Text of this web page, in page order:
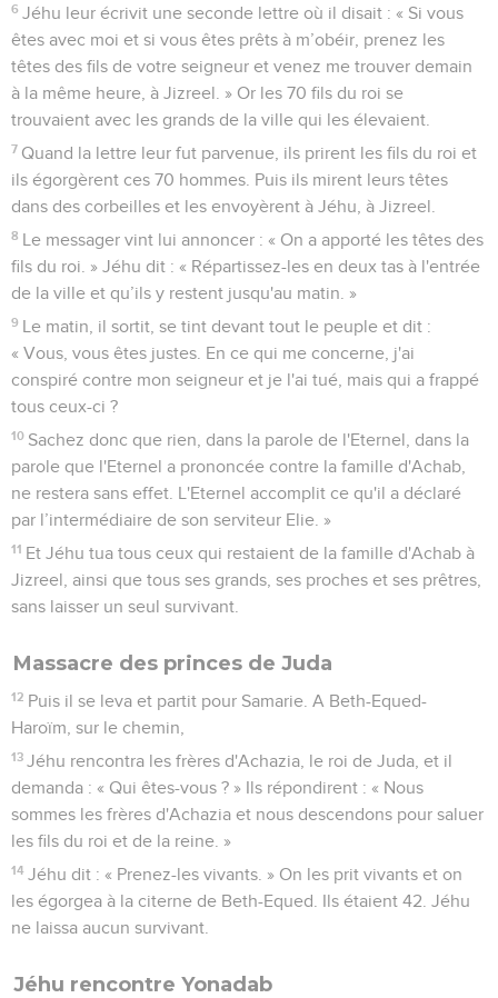
6 Jéhu leur écrivit une seconde lettre où il disait : « Si vous
êtes avec moi et si vous êtes prêts à m’obéir, prenez les
têtes des fils de votre seigneur et venez me trouver demain
à la même heure, à Jizreel. » Or les 70 fils du roi se
trouvaient avec les grands de la ville qui les élevaient.
7 Quand la lettre leur fut parvenue, ils prirent les fils du roi et
ils égorgèrent ces 70 hommes. Puis ils mirent leurs têtes
dans des corbeilles et les envoyèrent à Jéhu, à Jizreel.
8 Le messager vint lui annoncer : « On a apporté les têtes des
fils du roi. » Jéhu dit : « Répartissez-les en deux tas à l'entrée
de la ville et qu’ils y restent jusqu'au matin. »
9 Le matin, il sortit, se tint devant tout le peuple et dit :
« Vous, vous êtes justes. En ce qui me concerne, j'ai
conspiré contre mon seigneur et je l'ai tué, mais qui a frappé
tous ceux-ci ?
10 Sachez donc que rien, dans la parole de l'Eternel, dans la
parole que l'Eternel a prononcée contre la famille d'Achab,
ne restera sans effet. L'Eternel accomplit ce qu'il a déclaré
par l’intermédiaire de son serviteur Elie. »
11 Et Jéhu tua tous ceux qui restaient de la famille d'Achab à
Jizreel, ainsi que tous ses grands, ses proches et ses prêtres,
sans laisser un seul survivant.
Massacre des princes de Juda
12 Puis il se leva et partit pour Samarie. A Beth-Equed-
Haroïm, sur le chemin,
13 Jéhu rencontra les frères d'Achazia, le roi de Juda, et il
demanda : « Qui êtes-vous ? » Ils répondirent : « Nous
sommes les frères d'Achazia et nous descendons pour saluer
les fils du roi et de la reine. »
14 Jéhu dit : « Prenez-les vivants. » On les prit vivants et on
les égorgea à la citerne de Beth-Equed. Ils étaient 42. Jéhu
ne laissa aucun survivant.
Jéhu rencontre Yonadab